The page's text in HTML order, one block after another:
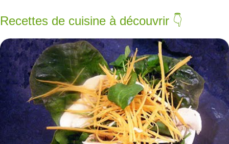
Recettes de cuisine à découvrir 👇